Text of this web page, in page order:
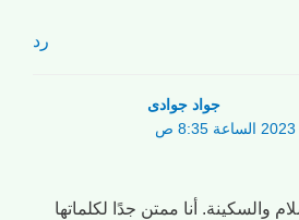
رد
جواد جوادی
والسكينة. أنا ممتن جدًا لكلماتها